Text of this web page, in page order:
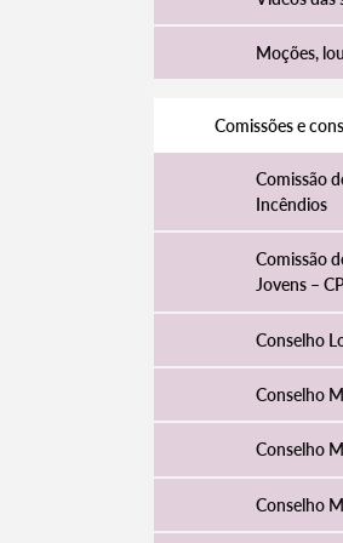
Moções,
Comissões e
Comissão
Incêndios
Comissão
Jovens –
Conselho
Conselho
Conselho
Conselho